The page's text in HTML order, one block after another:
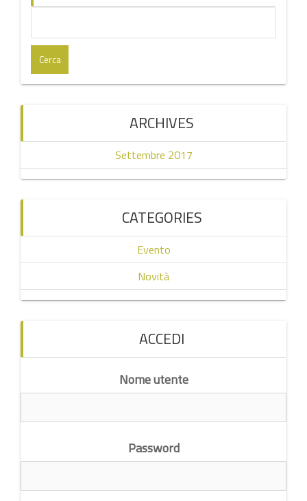
ARCHIVES
Settembre 2017
CATEGORIES
Evento
Novità
ACCEDI
Nome utente
Password